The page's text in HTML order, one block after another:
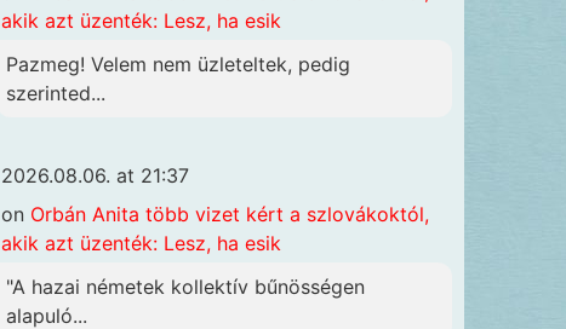
akik azt üzenték: Lesz, ha esik
Pazmeg! Velem nem üzleteltek, pedig
szerinted...
2026.08.06. at 21:37
on Orbán Anita több vizet kért a szlovákoktól,
akik azt üzenték: Lesz, ha esik
"A hazai németek kollektív bűnösségen
alapuló...